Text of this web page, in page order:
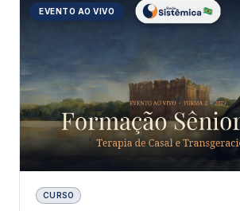
EVENTO AO VIVO
CURSO